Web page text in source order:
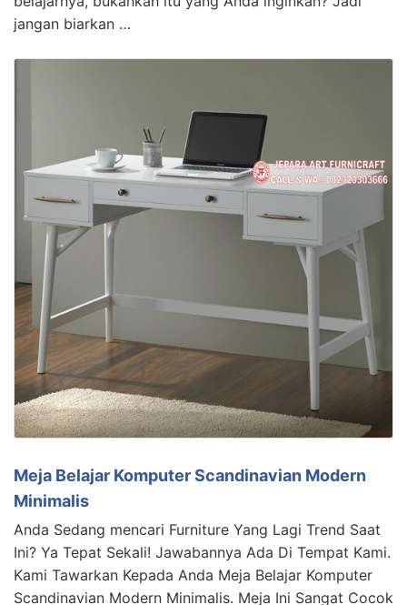
jangan biarkan …
Meja Belajar Komputer Scandinavian Modern
Minimalis
Anda Sedang mencari Furniture Yang Lagi Trend Saat
Ini? Ya Tepat Sekali! Jawabannya Ada Di Tempat Kami.
Kami Tawarkan Kepada Anda Meja Belajar Komputer
Scandinavian Modern Minimalis. Meja Ini Sangat Cocok